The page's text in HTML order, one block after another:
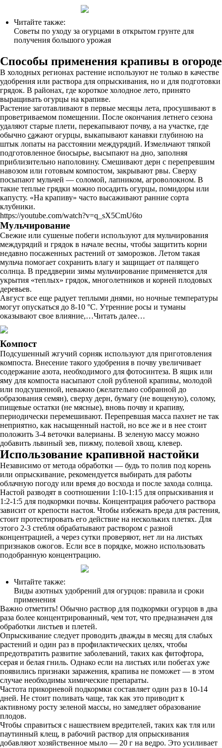
Читайте также:
Советы по уходу за огурцами в открытом грунте для
получения большого урожая
Способы применения крапивы в огороде
В холодных регионах растение используют не только в качестве
удобрения или раствора для опрыскивания, но и для подготовки
грядок. В районах, где короткое холодное лето, принято
выращивать огурцы на крапиве.
Растение заготавливают в первые месяцы лета, просушивают в
проветриваемом помещении. После окончания летнего сезона
удаляют старые плети, перекапывают почву, а на участке, где
обычно сажают огурцы, выкапывают канавки глубиною на
штык лопаты на расстоянии междурядий. Измельчают тяпкой
подготовленное биосырье, высыпают на дно, заполняя
приблизительно наполовину. Смешивают дерн с перепревшим
навозом или готовым компостом, закрывают рвы. Сверху
посыпают мульчей — соломой, лапником, агроволокном. В
такие теплые грядки можно посадить огурцы, помидоры или
капусту. «На крапиву» часто высаживают ранние сорта
клубники.
https://youtube.com/watch?v=q_sX5CmU6to
Мульчирование
Свежие или сушеные побеги используют для мульчирования
междурядий и грядок в начале весны, чтобы защитить корни
недавно посаженных растений от заморозков. Летом такая
мульча помогает сохранить влагу и защищает от палящего
солнца. В преддверии зимы мульчирование применяется для
укрытия «теплых» грядок, многолетников и корней плодовых
деревьев.
Август все еще радует теплыми днями, но ночные температуры
могут опускаться до 8-10 °C. Утренние росы и туманы
оказывают свое влияние,…Читать далее…
Компост
Подсушенный жгучий сорняк используют для приготовления
компоста. Внесение такого удобрения в почву увеличивает
содержание азота, необходимого для фотосинтеза. В ящик или
яму для компоста насыпают слой рубленой крапивы, молодой
или подсушенной, неважно (желательно собранной до
образования семян), сверху дерн, бумагу (не вощеную), солому,
пищевые остатки (не мясные), вновь почву и крапиву,
периодически перемешивают. Перепревшая масса пахнет не так
неприятно, как насыщенный настой, но все же и в нее стоит
положить 3-4 веточки валерианы. В зеленую массу можно
добавить львиный зев, пижму, полевой хвощ, клевер.
Использование крапивной настойки
Независимо от метода обработки — будь то полив под корень
или опрыскивание, рекомендуется выбирать для работы
облачную погоду или время до восхода и после захода солнца.
Настой разводят в соотношении 1:10-1:15 для опрыскивания и
1:2-1:5 для подкормки почвы. Концентрация рабочего раствора
зависит от крепости настоя. Чтобы избежать вреда для растения,
стоит протестировать его действие на нескольких плетях. Для
этого 2-3 стебля обрабатывают раствором с разной
концентрацией, а через сутки проверяют, нет ли на листьях
признаков ожогов. Если все в порядке, можно использовать
подобранную концентрацию.
Читайте также:
Виды азотных удобрений для огурцов: правила и сроки
применения
Важно отметить! Обычно раствор для подкормки огурцов в два
раза более концентрированный, чем тот, что предназначен для
обработки листьев и плетей.
Опрыскивание следует проводить дважды в месяц для слабых
растений и один раз в профилактических целях, чтобы
предотвратить развитие заболеваний, таких как фитофтора,
серая и белая гниль. Однако если на листьях или побегах уже
появились признаки заражения, крапива не поможет — в этом
случае необходимы химические препараты.
Частота прикорневой подкормки составляет один раз в 10-14
дней. Не стоит поливать чаще, так как это приводит к
активному росту зеленой массы, но замедляет образование
плодов.
Чтобы справиться с нашествием вредителей, таких как тля или
паутинный клещ, в рабочий раствор для опрыскивания
добавляют хозяйственное мыло — 20 г на ведро. Это усиливает